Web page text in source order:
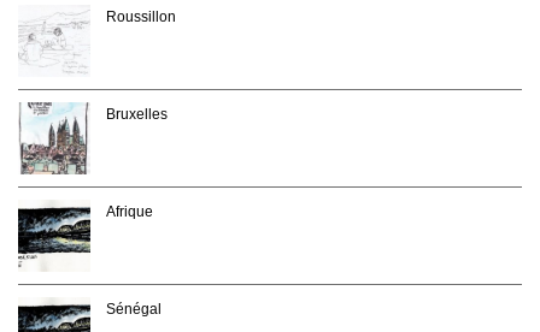
Roussillon
Bruxelles
Afrique
Sénégal